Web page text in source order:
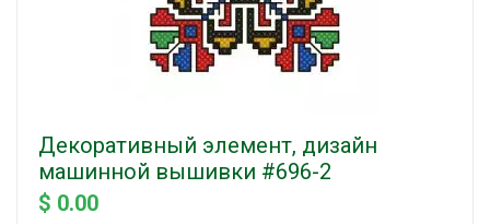
Декоративный элемент, дизайн
машинной вышивки #696-2
$ 0.00